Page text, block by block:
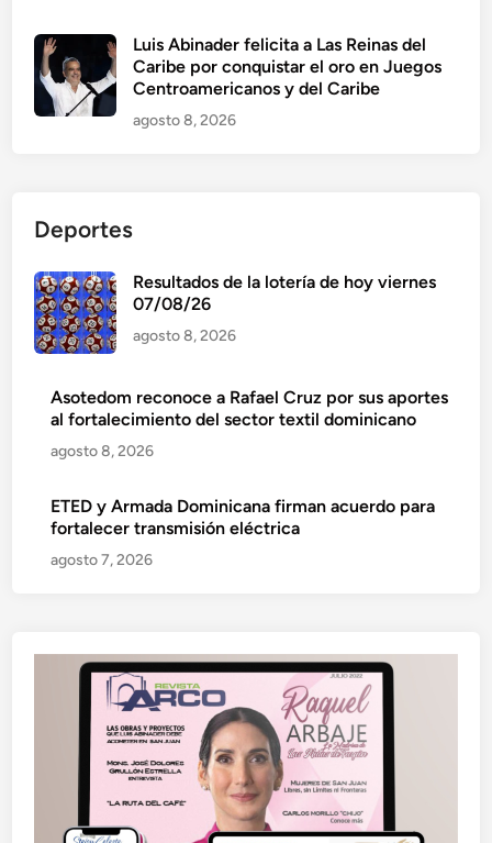
Luis Abinader felicita a Las Reinas del
Caribe por conquistar el oro en Juegos
Centroamericanos y del Caribe
agosto 8, 2026
Deportes
Resultados de la lotería de hoy viernes
07/08/26
agosto 8, 2026
Asotedom reconoce a Rafael Cruz por sus aportes
al fortalecimiento del sector textil dominicano
agosto 8, 2026
ETED y Armada Dominicana firman acuerdo para
fortalecer transmisión eléctrica
agosto 7, 2026